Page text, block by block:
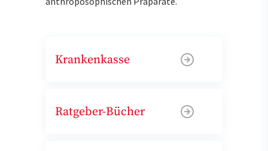
Krankenkasse
Ratgeber-Bücher